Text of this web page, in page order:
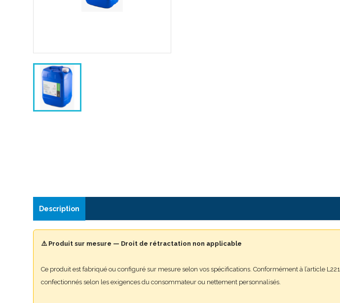
Description
⚠️ Produit sur mesure — Droit de rétractation non applicable
Ce produit est fabriqué ou configuré sur mesure selon vos spécifications. Conformément à l’article
confectionnés selon les exigences du consommateur ou nettement personnalisés.